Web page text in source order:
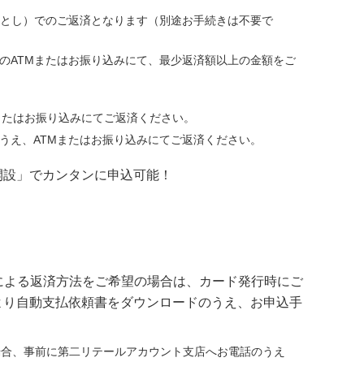
し）でのご返済となります（別途お手続きは不要で
ATMまたはお振り込みにて、最少返済額以上の金額をご
はお振り込みにてご返済ください。
、ATMまたはお振り込みにてご返済ください。
」でカンタンに申込可能！
る返済方法をご希望の場合は、カード発行時にご
自動支払依頼書をダウンロードのうえ、お申込手
、事前に第二リテールアカウント支店へお電話のうえ